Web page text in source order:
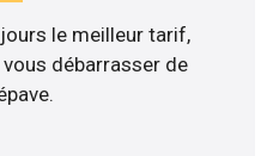
le meilleur tarif,
débarrasser de